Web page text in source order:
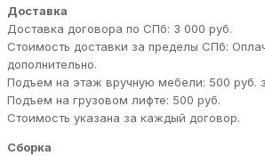
Доставка
Доставка договора по СПб: 3 000 руб.
Стоимость доставки за пределы СПб:
дополнительно.
Подъем на этаж вручную мебели: 500 руб.
Подъем на грузовом лифте: 500 руб.
Стоимость указана за каждый договор.
Сборка